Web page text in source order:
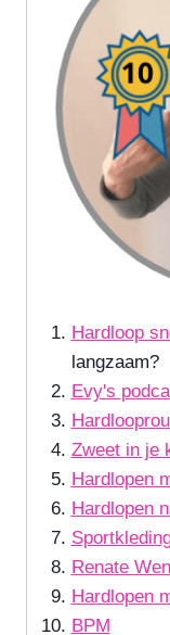
Hardloop
langzaam?
Evy's
Zweet in je
Hardlopen
Hardlopen
Renate
Hardlopen
BPM